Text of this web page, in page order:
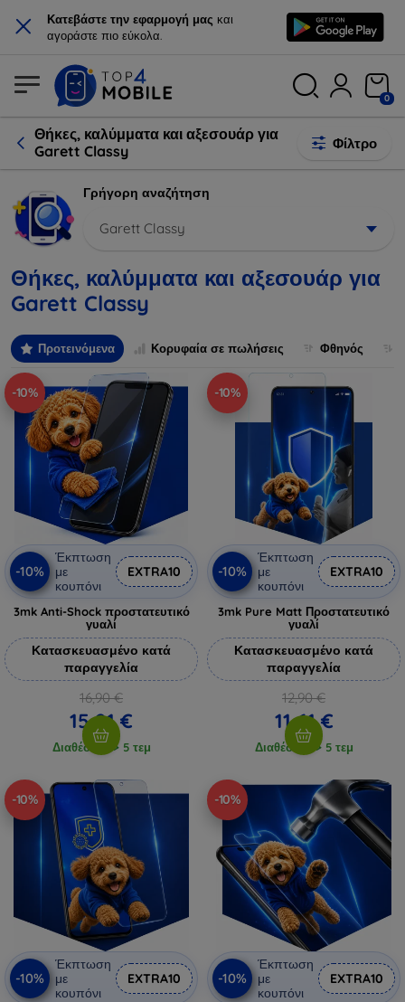
× Κατεβάστε την εφαρμογή μας και
αγοράστε πιο εύκολα.
0
Θήκες, καλύμματα και αξεσουάρ για
Garett Classy
Φίλτρο
Γρήγορη αναζήτηση
Garett Classy
Θήκες, καλύμματα και αξεσουάρ για
Garett Classy
Προτεινόμενα Κορυφαία σε πωλήσεις Φθηνός
-10%
-10%
Έκπτωση
με
κουπόνι
EXTRA10
3mk Anti-Shock προστατευτικό
γυαλί
Κατασκευασμένο κατά
παραγγελία
16,90 €
15,21 €
Διαθέσιμο > 5 τεμ
-10%
-10%
Έκπτωση
με
κουπόνι
EXTRA10
3mk Pure Matt Προστατευτικό
γυαλί
Κατασκευασμένο κατά
παραγγελία
12,90 €
11,61 €
Διαθέσιμο > 5 τεμ
-10%
-10%
Έκπτωση
με
κουπόνι
EXTRA10
-10%
-10%
Έκπτωση
με
κουπόνι
EXTRA10